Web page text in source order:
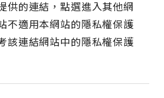
供的連結，點選進入其他網
不適用本網站的隱私權保護
該連結網站中的隱私權保護